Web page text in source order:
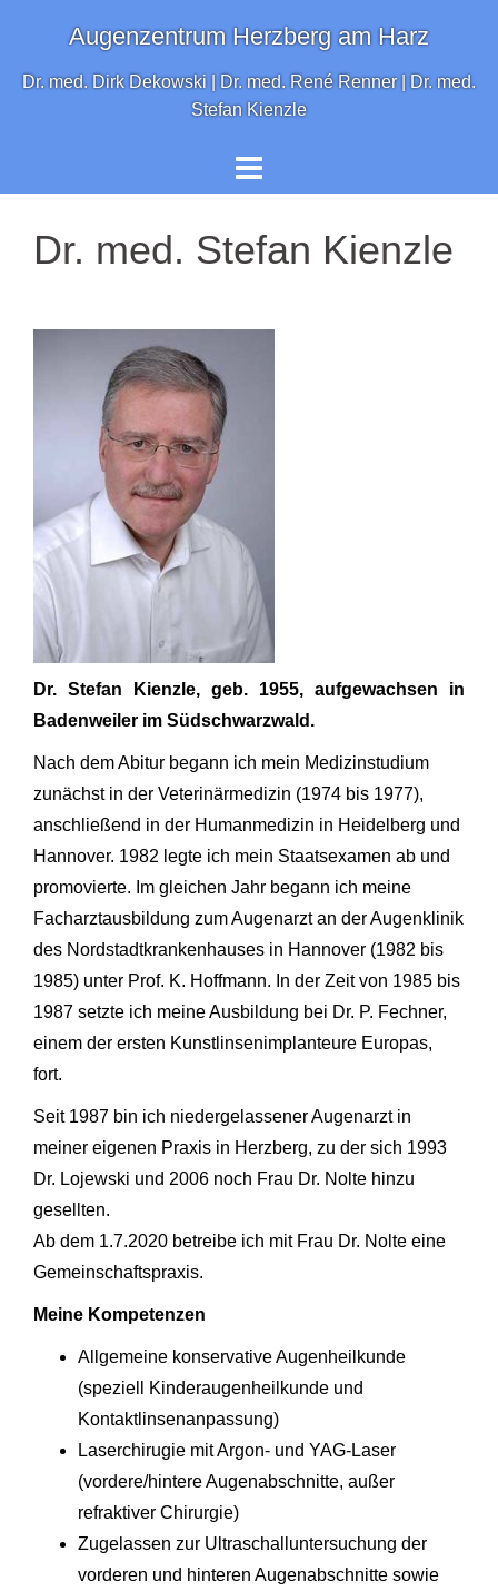
Inhalt
Augenzentrum Herzberg am Harz
Dr. med. Dirk Dekowski | Dr. med. René Renner | Dr. med.
Stefan Kienzle
Dr. med. Stefan Kienzle
Dr. Stefan Kienzle, geb. 1955, aufgewachsen in
Badenweiler im Südschwarzwald.
Nach dem Abitur begann ich mein Medizinstudium
zunächst in der Veterinärmedizin (1974 bis 1977),
anschließend in der Humanmedizin in Heidelberg und
Hannover. 1982 legte ich mein Staatsexamen ab und
promovierte. Im gleichen Jahr begann ich meine
Facharztausbildung zum Augenarzt an der Augenklinik
des Nordstadtkrankenhauses in Hannover (1982 bis
1985) unter Prof. K. Hoffmann. In der Zeit von 1985 bis
1987 setzte ich meine Ausbildung bei Dr. P. Fechner,
einem der ersten Kunstlinsenimplanteure Europas,
fort.
Seit 1987 bin ich niedergelassener Augenarzt in
meiner eigenen Praxis in Herzberg, zu der sich 1993
Dr. Lojewski und 2006 noch Frau Dr. Nolte hinzu
gesellten.
Ab dem 1.7.2020 betreibe ich mit Frau Dr. Nolte eine
Gemeinschaftspraxis.
Meine Kompetenzen
Allgemeine konservative Augenheilkunde
(speziell Kinderaugenheilkunde und
Kontaktlinsenanpassung)
Laserchirugie mit Argon- und YAG-Laser
(vordere/hintere Augenabschnitte, außer
refraktiver Chirurgie)
Zugelassen zur Ultraschalluntersuchung der
vorderen und hinteren Augenabschnitte sowie